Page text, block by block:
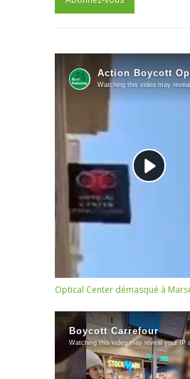
Optical Center démasqué à